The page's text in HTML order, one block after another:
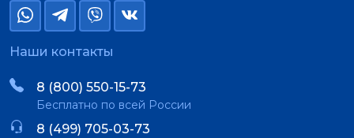
Наши контакты
8 (800) 550-15-73
Бесплатно по всей России
8 (499) 705-03-73